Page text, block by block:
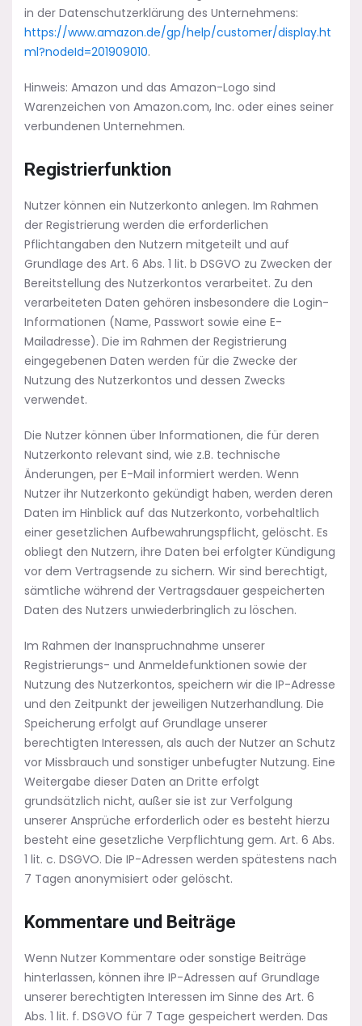
in der Datenschutzerklärung des Unternehmens:
https://www.amazon.de/gp/help/customer/display.ht
ml?nodeId=201909010.
Hinweis: Amazon und das Amazon-Logo sind
Warenzeichen von Amazon.com, Inc. oder eines seiner
verbundenen Unternehmen.
Registrierfunktion
Nutzer können ein Nutzerkonto anlegen. Im Rahmen
der Registrierung werden die erforderlichen
Pflichtangaben den Nutzern mitgeteilt und auf
Grundlage des Art. 6 Abs. 1 lit. b DSGVO zu Zwecken der
Bereitstellung des Nutzerkontos verarbeitet. Zu den
verarbeiteten Daten gehören insbesondere die Login-
Informationen (Name, Passwort sowie eine E-
Mailadresse). Die im Rahmen der Registrierung
eingegebenen Daten werden für die Zwecke der
Nutzung des Nutzerkontos und dessen Zwecks
verwendet.
Die Nutzer können über Informationen, die für deren
Nutzerkonto relevant sind, wie z.B. technische
Änderungen, per E-Mail informiert werden. Wenn
Nutzer ihr Nutzerkonto gekündigt haben, werden deren
Daten im Hinblick auf das Nutzerkonto, vorbehaltlich
einer gesetzlichen Aufbewahrungspflicht, gelöscht. Es
obliegt den Nutzern, ihre Daten bei erfolgter Kündigung
vor dem Vertragsende zu sichern. Wir sind berechtigt,
sämtliche während der Vertragsdauer gespeicherten
Daten des Nutzers unwiederbringlich zu löschen.
Im Rahmen der Inanspruchnahme unserer
Registrierungs- und Anmeldefunktionen sowie der
Nutzung des Nutzerkontos, speichern wir die IP-Adresse
und den Zeitpunkt der jeweiligen Nutzerhandlung. Die
Speicherung erfolgt auf Grundlage unserer
berechtigten Interessen, als auch der Nutzer an Schutz
vor Missbrauch und sonstiger unbefugter Nutzung. Eine
Weitergabe dieser Daten an Dritte erfolgt
grundsätzlich nicht, außer sie ist zur Verfolgung
unserer Ansprüche erforderlich oder es besteht hierzu
besteht eine gesetzliche Verpflichtung gem. Art. 6 Abs.
1 lit. c. DSGVO. Die IP-Adressen werden spätestens nach
7 Tagen anonymisiert oder gelöscht.
Kommentare und Beiträge
Wenn Nutzer Kommentare oder sonstige Beiträge
hinterlassen, können ihre IP-Adressen auf Grundlage
unserer berechtigten Interessen im Sinne des Art. 6
Abs. 1 lit. f. DSGVO für 7 Tage gespeichert werden. Das